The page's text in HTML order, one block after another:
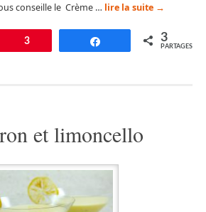
conseille le Crème … lire la suite →
Épingle
3 Partagez 3
PARTAGES
et limoncello